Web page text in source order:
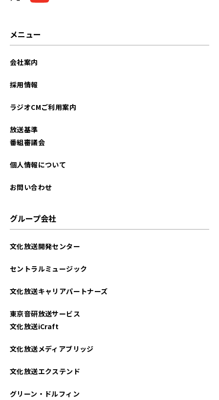
メニュー
会社案内
採用情報
ラジオCMご利用案内
放送基準
番組審議会
個人情報について
お問い合わせ
グループ会社
文化放送開発センター
セントラルミュージック
文化放送キャリアパートナーズ
東京音研放送サービス
文化放送iCraft
文化放送メディアブリッジ
文化放送エクステンド
グリーン・ドルフィン